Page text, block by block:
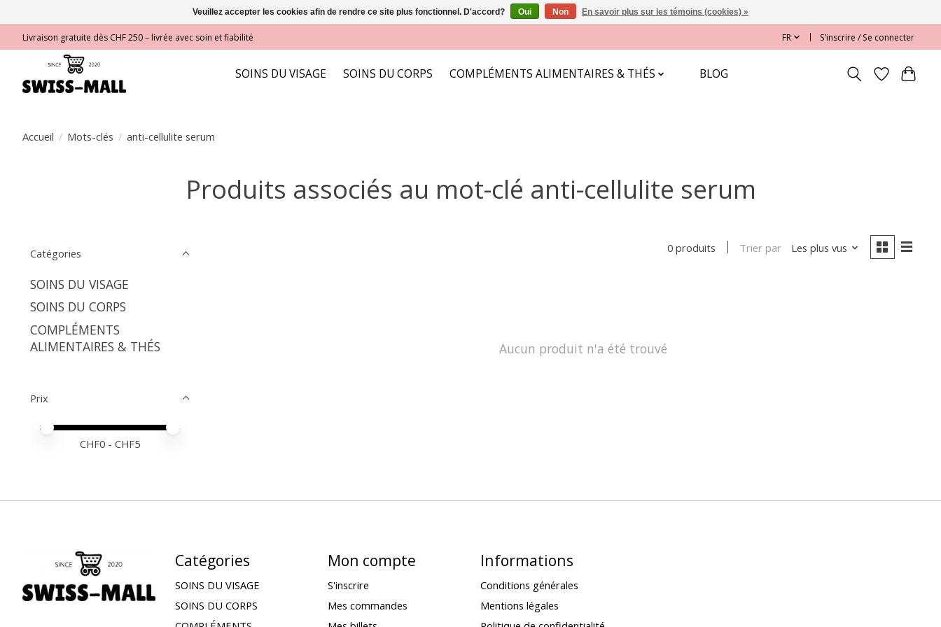
Livraison gratuite dès CHF 250 – livrée avec soin et fiabilité FR S’inscrire / Se connecter
SOINS DU VISAGE SOINS DU CORPS COMPLÉMENTS ALIMENTAIRES & THÉS BLOG
Accueil / Mots-clés / anti-cellulite serum
Produits associés au mot-clé anti-cellulite serum
Catégories
SOINS DU VISAGE
SOINS DU CORPS
COMPLÉMENTS
ALIMENTAIRES & THÉS
Prix
Prix minimum
Price maximum value
CHF0 - CHF5
0 produits Trier par Les plus vus
Aucun produit n'a été trouvé
Catégories
SOINS DU VISAGE
SOINS DU CORPS
Mon compte
S'inscrire
Mes commandes
Informations
Conditions générales
Mentions légales
Veuillez accepter les cookies afin de rendre ce site plus fonctionnel. D'accord? Oui Non En savoir plus sur les témoins (cookies) »